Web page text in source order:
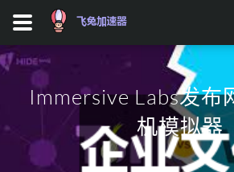
Search...
Immersive Labs发布
机模拟器